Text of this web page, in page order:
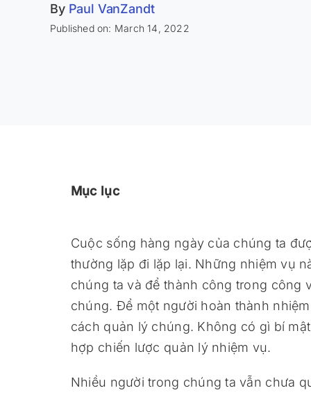
By Paul VanZandt
Published on: March 14, 2022
Mục lục
Cuộc sống hàng ngày của chúng ta
thường lặp đi lặp lại. Những nhiệm vụ
chúng ta và để thành công trong công
chúng. Để một người hoàn thành
cách quản lý chúng. Không có gì bí
hợp chiến lược quản lý nhiệm vụ.
Nhiều người trong chúng ta vẫn chưa